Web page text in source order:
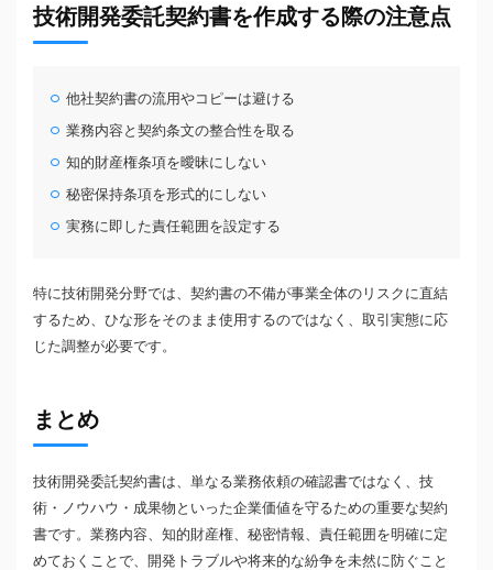
技術開発委託契約書を作成する際の注意点
他社契約書の流用やコピーは避ける
業務内容と契約条文の整合性を取る
知的財産権条項を曖昧にしない
秘密保持条項を形式的にしない
実務に即した責任範囲を設定する
特に技術開発分野では、契約書の不備が事業全体のリスクに直結
するため、ひな形をそのまま使用するのではなく、取引実態に応
じた調整が必要です。
まとめ
技術開発委託契約書は、単なる業務依頼の確認書ではなく、技
術・ノウハウ・成果物といった企業価値を守るための重要な契約
書です。業務内容、知的財産権、秘密情報、責任範囲を明確に定
めておくことで、開発トラブルや将来的な紛争を未然に防ぐこと